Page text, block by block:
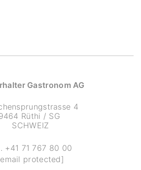
Gastronom AG
4
Rüthi / SG
SCHWEIZ
+41 71 767 80 00
protected]